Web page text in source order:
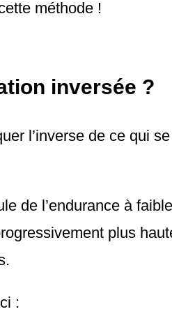
méthode !
inversée ?
l’inverse de ce qui
de l’endurance à
plus
: